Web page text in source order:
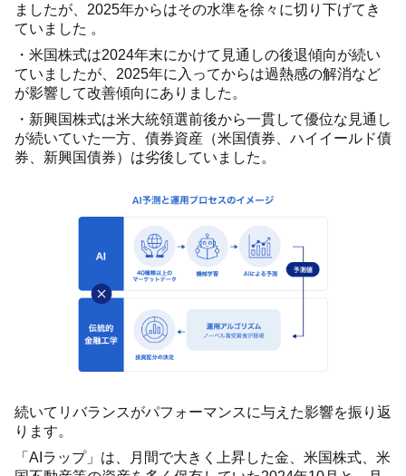
ましたが、2025年からはその水準を徐々に切り下げてき
ていました 。
・米国株式は2024年末にかけて見通しの後退傾向が続い
ていましたが、2025年に入ってからは過熱感の解消など
が影響して改善傾向にありました。
・新興国株式は米大統領選前後から一貫して優位な見通し
が続いていた一方、債券資産（米国債券、ハイイールド債
券、新興国債券）は劣後していました。
続いてリバランスがパフォーマンスに与えた影響を振り返
ります。
「AIラップ」は、月間で大きく上昇した金、米国株式、米